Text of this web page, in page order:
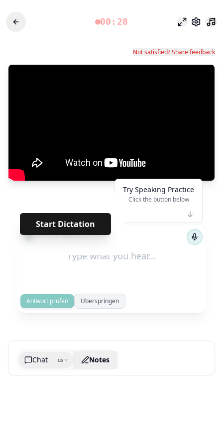
00:28 Fokusmodus
Not satisfied? Share feedback
Start Dictation
******* · · · · · · · · · · · · · · · ·
← 1/404 →
Try Speaking Practice
Click the button below
Antwort prüfen Überspringen
Chat us Notes